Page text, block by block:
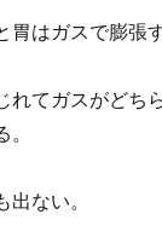
胃はガスで膨張す
れてガスがどち
出ない。